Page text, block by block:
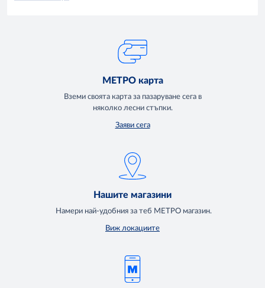
МЕТРО карта
Вземи своята карта за пазаруване сега в
няколко лесни стъпки.
Заяви сега
Нашите магазини
Намери най-удобния за теб МЕТРО магазин.
Виж локациите